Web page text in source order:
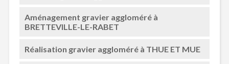
Aménagement gravier aggloméré à
BRETTEVILLE-LE-RABET
Réalisation gravier aggloméré à THUE ET MUE